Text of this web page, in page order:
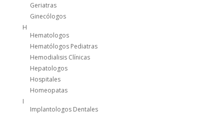
Geriatras
Ginecólogos
H
Hematologos
Hematólogos Pediatras
Hemodialisis Clínicas
Hepatologos
Hospitales
Homeopatas
I
Implantologos Dentales